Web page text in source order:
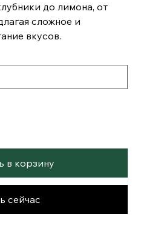
до лимона, от
сложное и
вкусов.
в корзину
сейчас